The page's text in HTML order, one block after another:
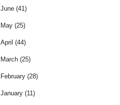
June (41)
May (25)
April (44)
March (25)
February (28)
January (11)